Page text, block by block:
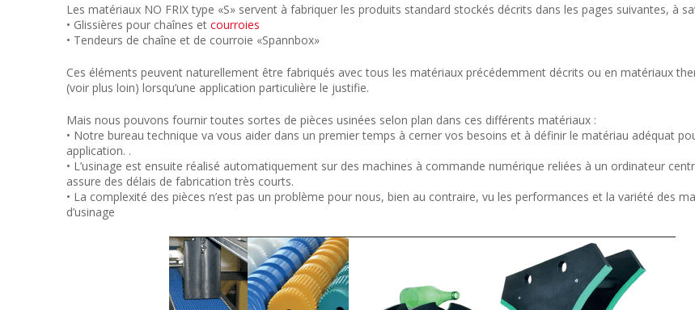
Les matériaux NO FRIX type «S» servent à fabriquer les produits standard stockés décrits dans les pages suivantes, à
• Glissières pour chaînes et courroies
• Tendeurs de chaîne et de courroie «Spannbox»
Ces éléments peuvent naturellement être fabriqués avec tous les matériaux précédemment décrits ou en matériaux
(voir plus loin) lorsqu’une application particulière le justifie.
Mais nous pouvons fournir toutes sortes de pièces usinées selon plan dans ces différents matériaux :
• Notre bureau technique va vous aider dans un premier temps à cerner vos besoins et à définir le matériau adéquat
application. .
• L’usinage est ensuite réalisé automatiquement sur des machines à commande numérique reliées à un ordinateur
assure des délais de fabrication très courts.
• La complexité des pièces n’est pas un problème pour nous, bien au contraire, vu les performances et la variété des
d’usinage